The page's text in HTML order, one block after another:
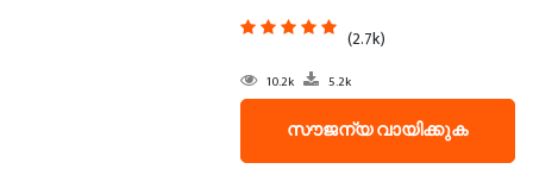
(2.7k)
10.2k 5.2k
സൗജന്യ വായിക്കുക